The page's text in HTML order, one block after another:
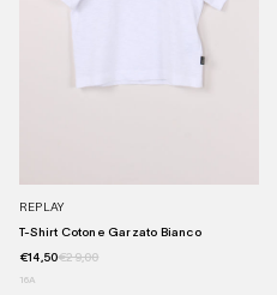
REPLAY
T-Shirt Cotone Garzato Bianco
€14,50€29,00
16A